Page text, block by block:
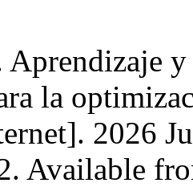
la
2026
Available